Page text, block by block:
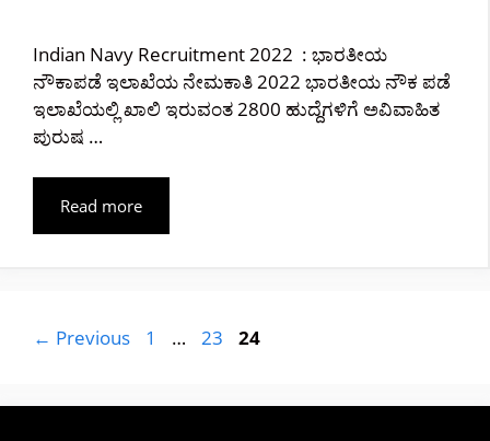
Indian Navy Recruitment 2022 : ಭಾರತೀಯ
ನೌಕಾಪಡೆ ಇಲಾಖೆಯ ನೇಮಕಾತಿ 2022 ಭಾರತೀಯ ನೌಕ ಪಡೆ
ಇಲಾಖೆಯಲ್ಲಿ ಖಾಲಿ ಇರುವಂತ 2800 ಹುದ್ದೆಗಳಿಗೆ ಅವಿವಾಹಿತ
ಪುರುಷ …
Read more
← Previous Page
1 … Page
23 Page
24